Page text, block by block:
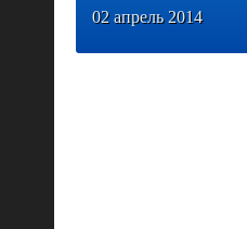
02 апрель 2014